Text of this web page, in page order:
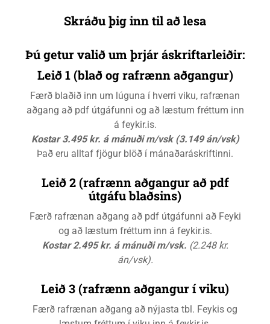
Skráðu þig inn til að lesa
Þú getur valið um þrjár áskriftarleiðir:
Leið 1 (blað og rafrænn aðgangur)
Færð blaðið inn um lúguna í hverri viku, rafrænan
aðgang að pdf útgáfunni og að læstum fréttum inn
á feykir.is.
Kostar 3.495 kr. á mánuði m/vsk (3.149 án/vsk)
Það eru alltaf fjögur blöð í mánaðaráskriftinni.
Leið 2 (rafrænn aðgangur að pdf
útgáfu blaðsins)
Færð rafrænan aðgang að pdf útgáfunni að Feyki
og að læstum fréttum inn á feykir.is.
Kostar 2.495 kr. á mánuði m/vsk. (2.248 kr.
án/vsk).
Leið 3 (rafrænn aðgangur í viku)
Færð rafrænan aðgang að nýjasta tbl. Feykis og